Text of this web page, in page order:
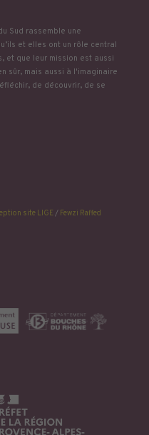
Sud rassemble une
et elles ont un rôle central
et que leur mission est aussi
sûr, mais aussi à l'imaginaire
de découvrir, de se
site LIGE/ Fewzi Raffed